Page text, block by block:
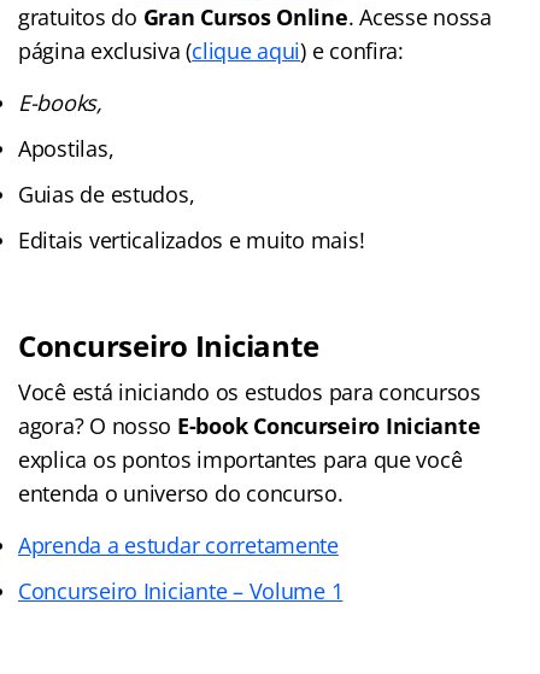
gratuitos do Gran Cursos Online. Acesse nossa
página exclusiva (clique aqui) e confira:
E-books,
Apostilas,
Guias de estudos,
Editais verticalizados e muito mais!
Concurseiro Iniciante
Você está iniciando os estudos para concursos
agora? O nosso E-book Concurseiro Iniciante
explica os pontos importantes para que você
entenda o universo do concurso.
Aprenda a estudar corretamente
Concurseiro Iniciante – Volume 1